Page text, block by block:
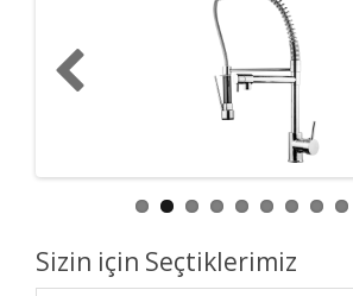
Sizin için Seçtiklerimiz